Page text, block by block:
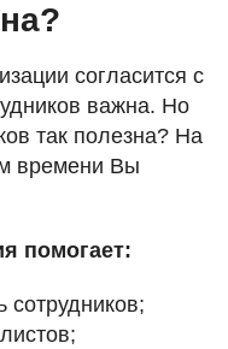
согласится с
важна. Но
так полезна? На
времени Вы
помогает:
сотрудников;